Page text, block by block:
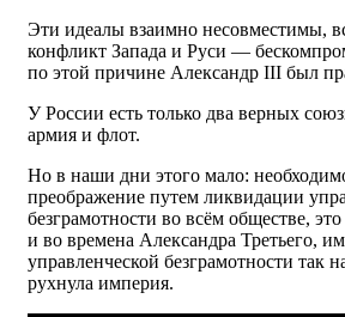
Эти идеалы взаимно несовместимы,
конфликт Запада и Руси —
по этой причине Александр III был
У России есть только два верных
армия и флот.
Но в наши дни этого мало:
преображение путем ликвидации
безграмотности во всём обществе,
и во времена Александра Третьего,
управленческой безграмотности так
рухнула империя.